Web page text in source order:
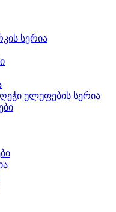
სერია
ულუფების სერია